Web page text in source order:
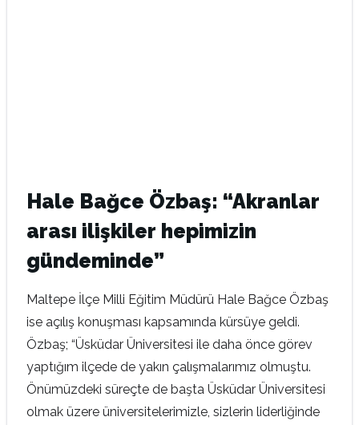
Hale Bağce Özbaş: “Akranlar
arası ilişkiler hepimizin
gündeminde”
Maltepe İlçe Milli Eğitim Müdürü Hale Bağce Özbaş
ise açılış konuşması kapsamında kürsüye geldi.
Özbaş; “Üsküdar Üniversitesi ile daha önce görev
yaptığım ilçede de yakın çalışmalarımız olmuştu.
Önümüzdeki süreçte de başta Üsküdar Üniversitesi
olmak üzere üniversitelerimizle, sizlerin liderliğinde